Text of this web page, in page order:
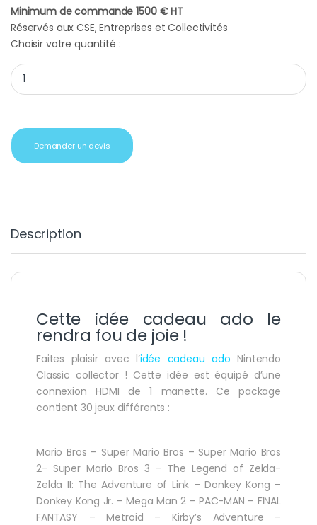
Minimum de commande 1500 € HT
Réservés aux CSE, Entreprises et Collectivités
Choisir votre quantité :
Idée cadeau ado Nintendo Classic quantity
Demander un devis
Description
Cette idée cadeau ado le
rendra fou de joie !
Faites plaisir avec l’idée cadeau ado Nintendo
Classic collector ! Cette idée est équipé d’une
connexion HDMI de 1 manette. Ce package
contient 30 jeux différents :
Mario Bros – Super Mario Bros – Super Mario Bros
2- Super Mario Bros 3 – The Legend of Zelda-
Zelda II: The Adventure of Link – Donkey Kong –
Donkey Kong Jr. – Mega Man 2 – PAC-MAN – FINAL
FANTASY – Metroid – Kirby’s Adventure –